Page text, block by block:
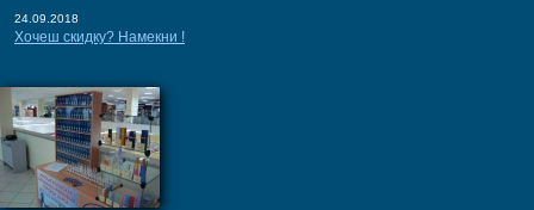
24.09.2018
Хочеш скидку? Намекни !